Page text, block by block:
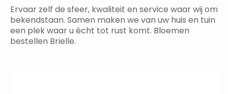
Ervaar zelf de sfeer, kwaliteit en service waar wij om
bekendstaan. Samen maken we van uw huis en tuin
een plek waar u écht tot rust komt. Bloemen
bestellen Brielle.